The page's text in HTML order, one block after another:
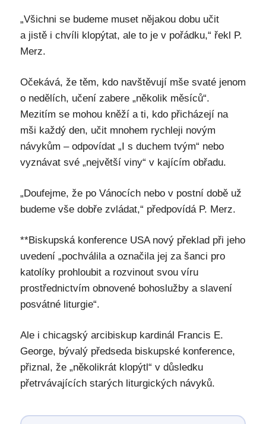
„Všichni se budeme muset nějakou dobu učit
a jistě i chvíli klopýtat, ale to je v pořádku,“ řekl P.
Merz.
Očekává, že těm, kdo navštěvují mše svaté jenom
o nedělích, učení zabere „několik měsíců“.
Mezitím se mohou kněží a ti, kdo přicházejí na
mši každý den, učit mnohem rychleji novým
návykům – odpovídat „I s duchem tvým“ nebo
vyznávat své „největší viny“ v kajícím obřadu.
„Doufejme, že po Vánocích nebo v postní době už
budeme vše dobře zvládat,“ předpovídá P. Merz.
**Biskupská konference USA nový překlad při jeho
uvedení „pochválila a označila jej za šanci pro
katolíky prohloubit a rozvinout svou víru
prostřednictvím obnovené bohoslužby a slavení
posvátné liturgie“.
Ale i chicagský arcibiskup kardinál Francis E.
George, bývalý předseda biskupské konference,
přiznal, že „několikrát klopýtl“ v důsledku
přetrvávajících starých liturgických návyků.